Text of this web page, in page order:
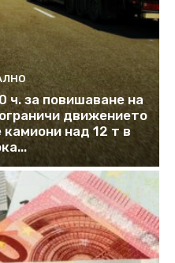
ч. за повишаване на
движението
над 12 т в